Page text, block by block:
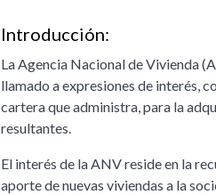
Introducción:
La Agencia Nacional de Vivienda
llamado a expresiones de interés,
cartera que administra, para la
resultantes.
El interés de la ANV reside en la
aporte de nuevas viviendas a la